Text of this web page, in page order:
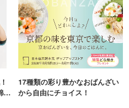
糸
17種類の彩り豊かなおばんざい
から自由にチョイス！